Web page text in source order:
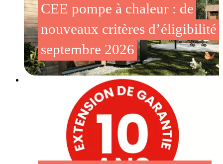
CEE pompe à chaleur : de
nouveaux critères d’éligibilité
septembre 2026